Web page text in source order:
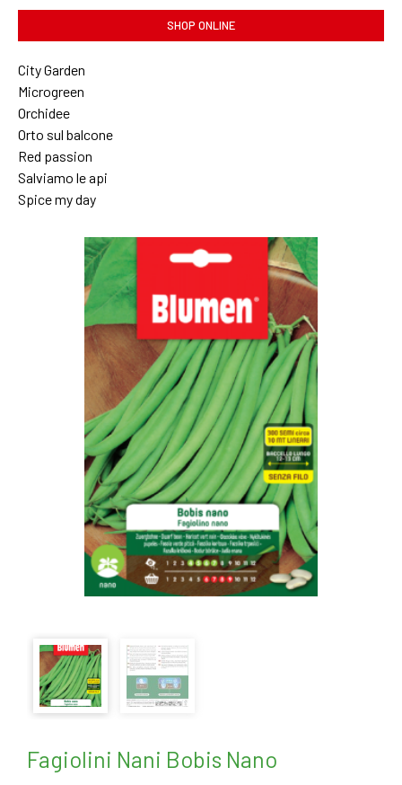
SHOP ONLINE
City Garden
Microgreen
Orchidee
Orto sul balcone
Red passion
Salviamo le api
Spice my day
Fagiolini Nani Bobis Nano